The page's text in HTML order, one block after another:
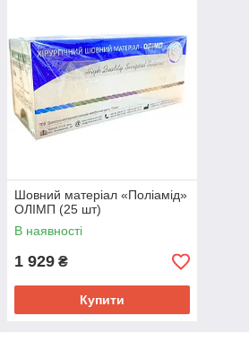
Шовний матеріал «Поліамід»
ОЛІМП (25 шт)
В наявності
1 929 ₴
Купити